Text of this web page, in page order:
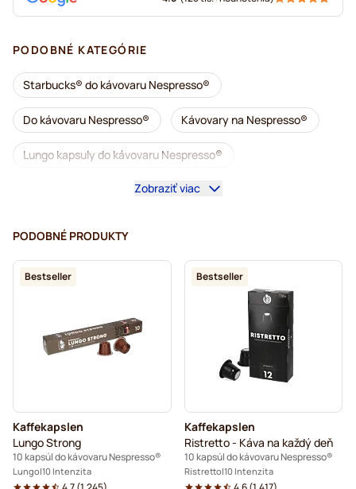
PODOBNÉ KATEGÓRIE
Starbucks® do kávovaru Nespresso®
Do kávovaru Nespresso® Kávovary na Nespresso®
Lungo kapsuly do kávovaru Nespresso®
illy – kávové kapsuly do kávovarov Nespresso®
Príslušenstvo na Nespresso®
Odvápňovanie a údržba pre Nespresso®
L'OR – kávové kapsuly do kávovarov Nespresso®
Café René – kávové kapsuly do kávovarov Nespresso®
Caffè Borbone do kávovarov Nespresso®
Zobraziť viac
PODOBNÉ PRODUKTY
Bestseller
Kaffekapslen
Lungo Strong
10 kapsúl do kávovaru Nespresso®
Lungo 10 Intenzita
Bestseller
Kaffekapslen
Ristretto - Káva na každý deň
10 kapsúl do kávovaru Nespresso®
Ristretto 10 Intenzita